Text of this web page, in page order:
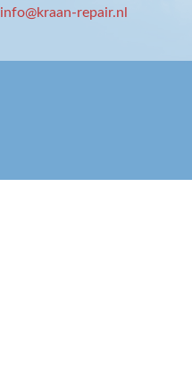
info@kraan-repair.nl